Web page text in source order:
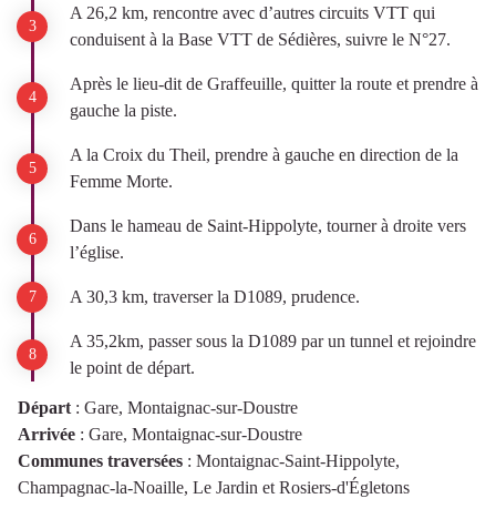
A 26,2 km, rencontre avec d’autres circuits VTT qui
conduisent à la Base VTT de Sédières, suivre le N°27.
Après le lieu-dit de Graffeuille, quitter la route et prendre à
gauche la piste.
A la Croix du Theil, prendre à gauche en direction de la
Femme Morte.
Dans le hameau de Saint-Hippolyte, tourner à droite vers
l’église.
A 30,3 km, traverser la D1089, prudence.
A 35,2km, passer sous la D1089 par un tunnel et rejoindre
le point de départ.
Départ : Gare, Montaignac-sur-Doustre
Arrivée : Gare, Montaignac-sur-Doustre
Communes traversées : Montaignac-Saint-Hippolyte,
Champagnac-la-Noaille, Le Jardin et Rosiers-d'Égletons